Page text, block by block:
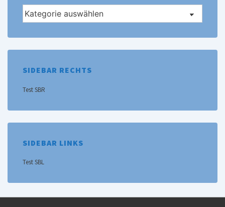
Beiträge
filtern
SIDEBAR RECHTS
Test SBR
SIDEBAR LINKS
Test SBL